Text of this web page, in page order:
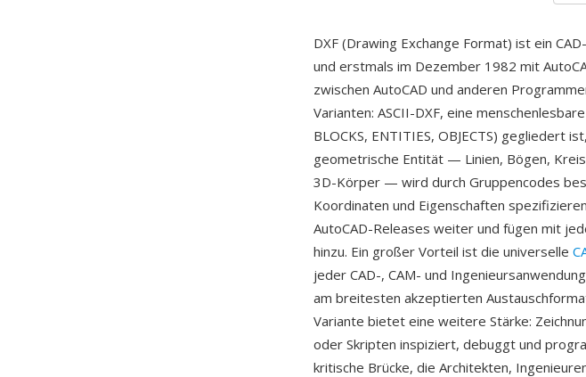
DXF (Drawing Exchange Format) ist ein
und erstmals im Dezember 1982 mit
zwischen AutoCAD und anderen
Varianten: ASCII-DXF, eine
BLOCKS, ENTITIES, OBJECTS) gegliedert
geometrische Entität — Linien, Bögen,
3D-Körper — wird durch Gruppencodes
Koordinaten und Eigenschaften
AutoCAD-Releases weiter und fügen mit
hinzu. Ein großer Vorteil ist die universelle
jeder CAD-, CAM- und
am breitesten akzeptierten
Variante bietet eine weitere Stärke:
oder Skripten inspiziert, debuggt und
kritische Brücke, die Architekten,